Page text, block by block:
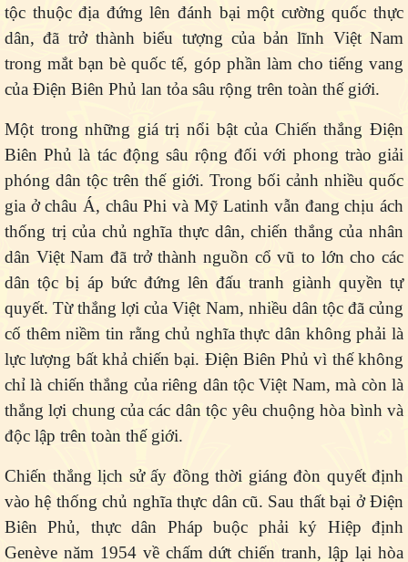
tộc thuộc địa đứng lên đánh bại một cường quốc thực
dân, đã trở thành biểu tượng của bản lĩnh Việt Nam
trong mắt bạn bè quốc tế, góp phần làm cho tiếng vang
của Điện Biên Phủ lan tỏa sâu rộng trên toàn thế giới.
Một trong những giá trị nổi bật của Chiến thắng Điện
Biên Phủ là tác động sâu rộng đối với phong trào giải
phóng dân tộc trên thế giới. Trong bối cảnh nhiều quốc
gia ở châu Á, châu Phi và Mỹ Latinh vẫn đang chịu ách
thống trị của chủ nghĩa thực dân, chiến thắng của nhân
dân Việt Nam đã trở thành nguồn cổ vũ to lớn cho các
dân tộc bị áp bức đứng lên đấu tranh giành quyền tự
quyết. Từ thắng lợi của Việt Nam, nhiều dân tộc đã củng
cố thêm niềm tin rằng chủ nghĩa thực dân không phải là
lực lượng bất khả chiến bại. Điện Biên Phủ vì thế không
chỉ là chiến thắng của riêng dân tộc Việt Nam, mà còn là
thắng lợi chung của các dân tộc yêu chuộng hòa bình và
độc lập trên toàn thế giới.
Chiến thắng lịch sử ấy đồng thời giáng đòn quyết định
vào hệ thống chủ nghĩa thực dân cũ. Sau thất bại ở Điện
Biên Phủ, thực dân Pháp buộc phải ký Hiệp định
Genève năm 1954 về chấm dứt chiến tranh, lập lại hòa